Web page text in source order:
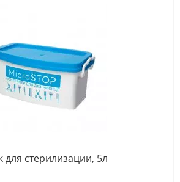
для стерилизации, 5л